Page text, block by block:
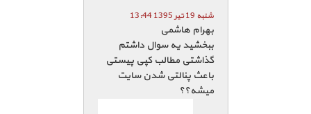
شنبه 19 تیر 1395 13:44
بهرام هاشمی
ببخشید یه سوال داشتم
گذاشتی مطالب کپی پیستی
باعث پنالتی شدن سایت
میشه؟؟